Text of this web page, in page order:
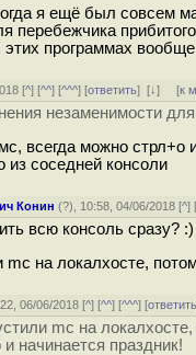
я ещё был совсем
перебежчика
программах
[^] [^^] [^^^] [ответить][↓] [к
незаменимости
всегда можно
из соседней консоли
Конин (?), 10:58, 04/06/2018 [^]
всю консоль сразу? :)
mc на локалхосте,
06/06/2018 [^] [^^] [^^^] [
mc на
начинается праздник!